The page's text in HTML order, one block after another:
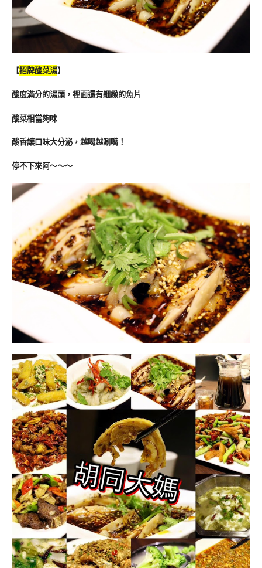
【招牌酸菜湯】
酸度滿分的湯頭，裡面還有細緻的魚片
酸菜相當夠味
酸香讓口味大分泌，越喝越涮嘴！
停不下來阿～～～